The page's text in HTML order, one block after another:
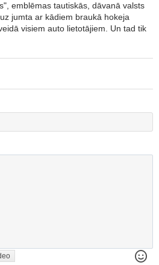
emblēmas tautiskās, dāvanā valsts
jumta ar kādiem braukā hokeja
visiem auto lietotājiem. Un tad tik